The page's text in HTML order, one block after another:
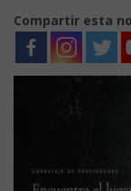
Compartir esta